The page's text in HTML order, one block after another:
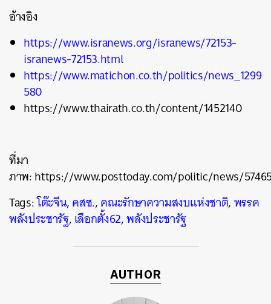
อ้างอิง
https://www.isranews.org/isranews/72153-
isranews-72153.html
https://www.matichon.co.th/politics/news_1299
580
https://www.thairath.co.th/content/1452140
ที่มา
ภาพ:https://www.posttoday.com/politic/news/
Tags:โต๊ะจีน,คสช.,คณะรักษาความสงบแห่งชาติ,พรรค
พลังประชารัฐ,เลือกตั้ง62,พลังประชารัฐ
AUTHOR